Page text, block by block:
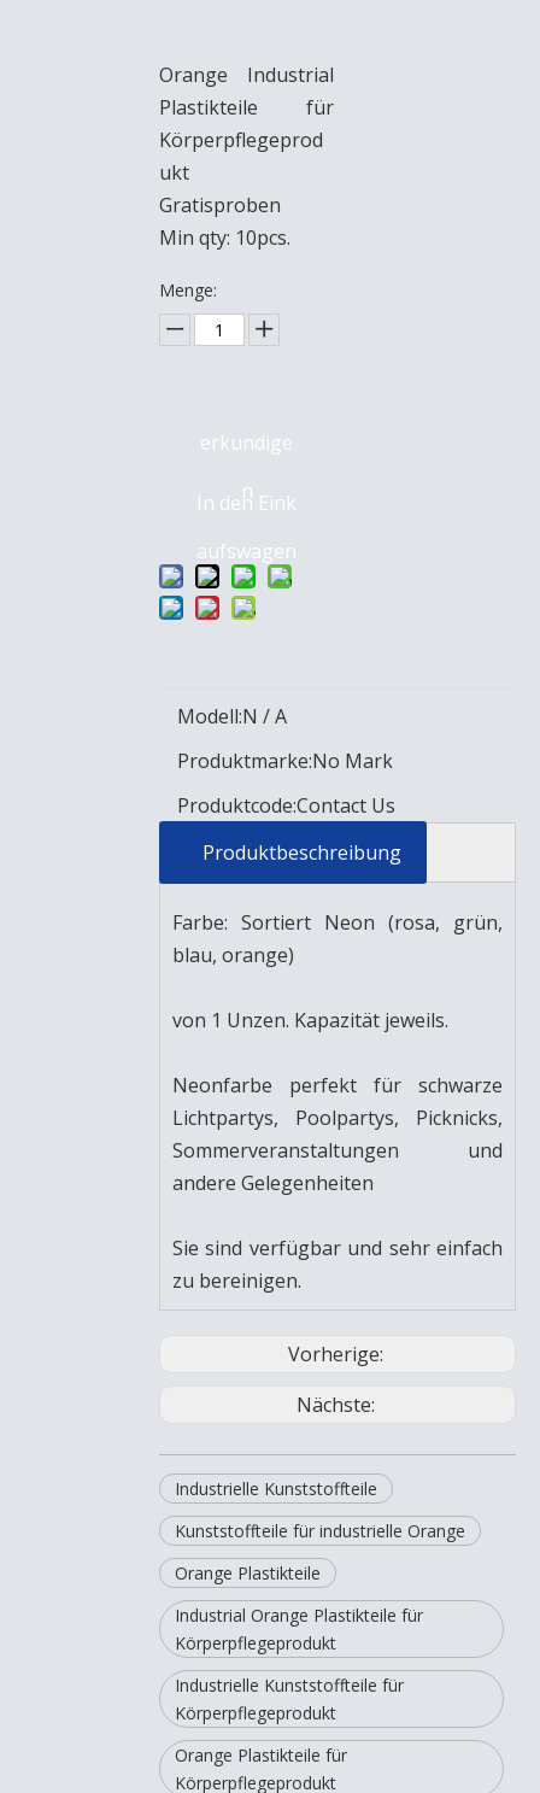
Orange Industrial
Plastikteile für
Körperpflegeprod
ukt
Gratisproben
Min qty: 10pcs.
Menge:
erkundige
n
In den Eink
aufswagen
Modell:N / A
Produktmarke:No Mark
Produktcode:Contact Us
Produktbeschreibung
Farbe: Sortiert Neon (rosa, grün,
blau, orange)
von 1 Unzen. Kapazität jeweils.
Neonfarbe perfekt für schwarze
Lichtpartys, Poolpartys, Picknicks,
Sommerveranstaltungen und
andere Gelegenheiten
Sie sind verfügbar und sehr einfach
zu bereinigen.
Vorherige:
Nächste:
Industrielle Kunststoffteile
Kunststoffteile für industrielle Orange
Orange Plastikteile
Industrial Orange Plastikteile für
Körperpflegeprodukt
Industrielle Kunststoffteile für
Körperpflegeprodukt
Orange Plastikteile für
Körperpflegeprodukt